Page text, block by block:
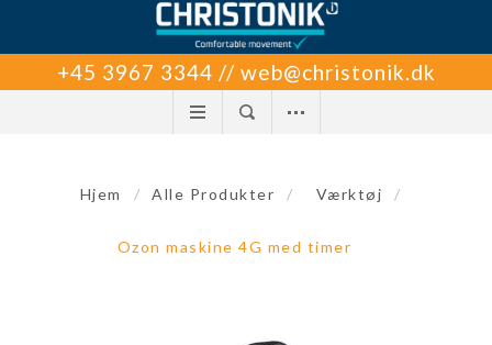
+45 3967 3344 // web@christonik.dk
Hjem / Alle Produkter / Værktøj /
Ozon maskine 4G med timer